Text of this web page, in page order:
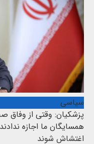
سیاسی
پزشکیان: وقتی از وفاق
همسایگان ما اجازه
اغتشاش شوند